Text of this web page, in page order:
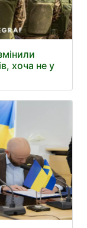
хоча не у